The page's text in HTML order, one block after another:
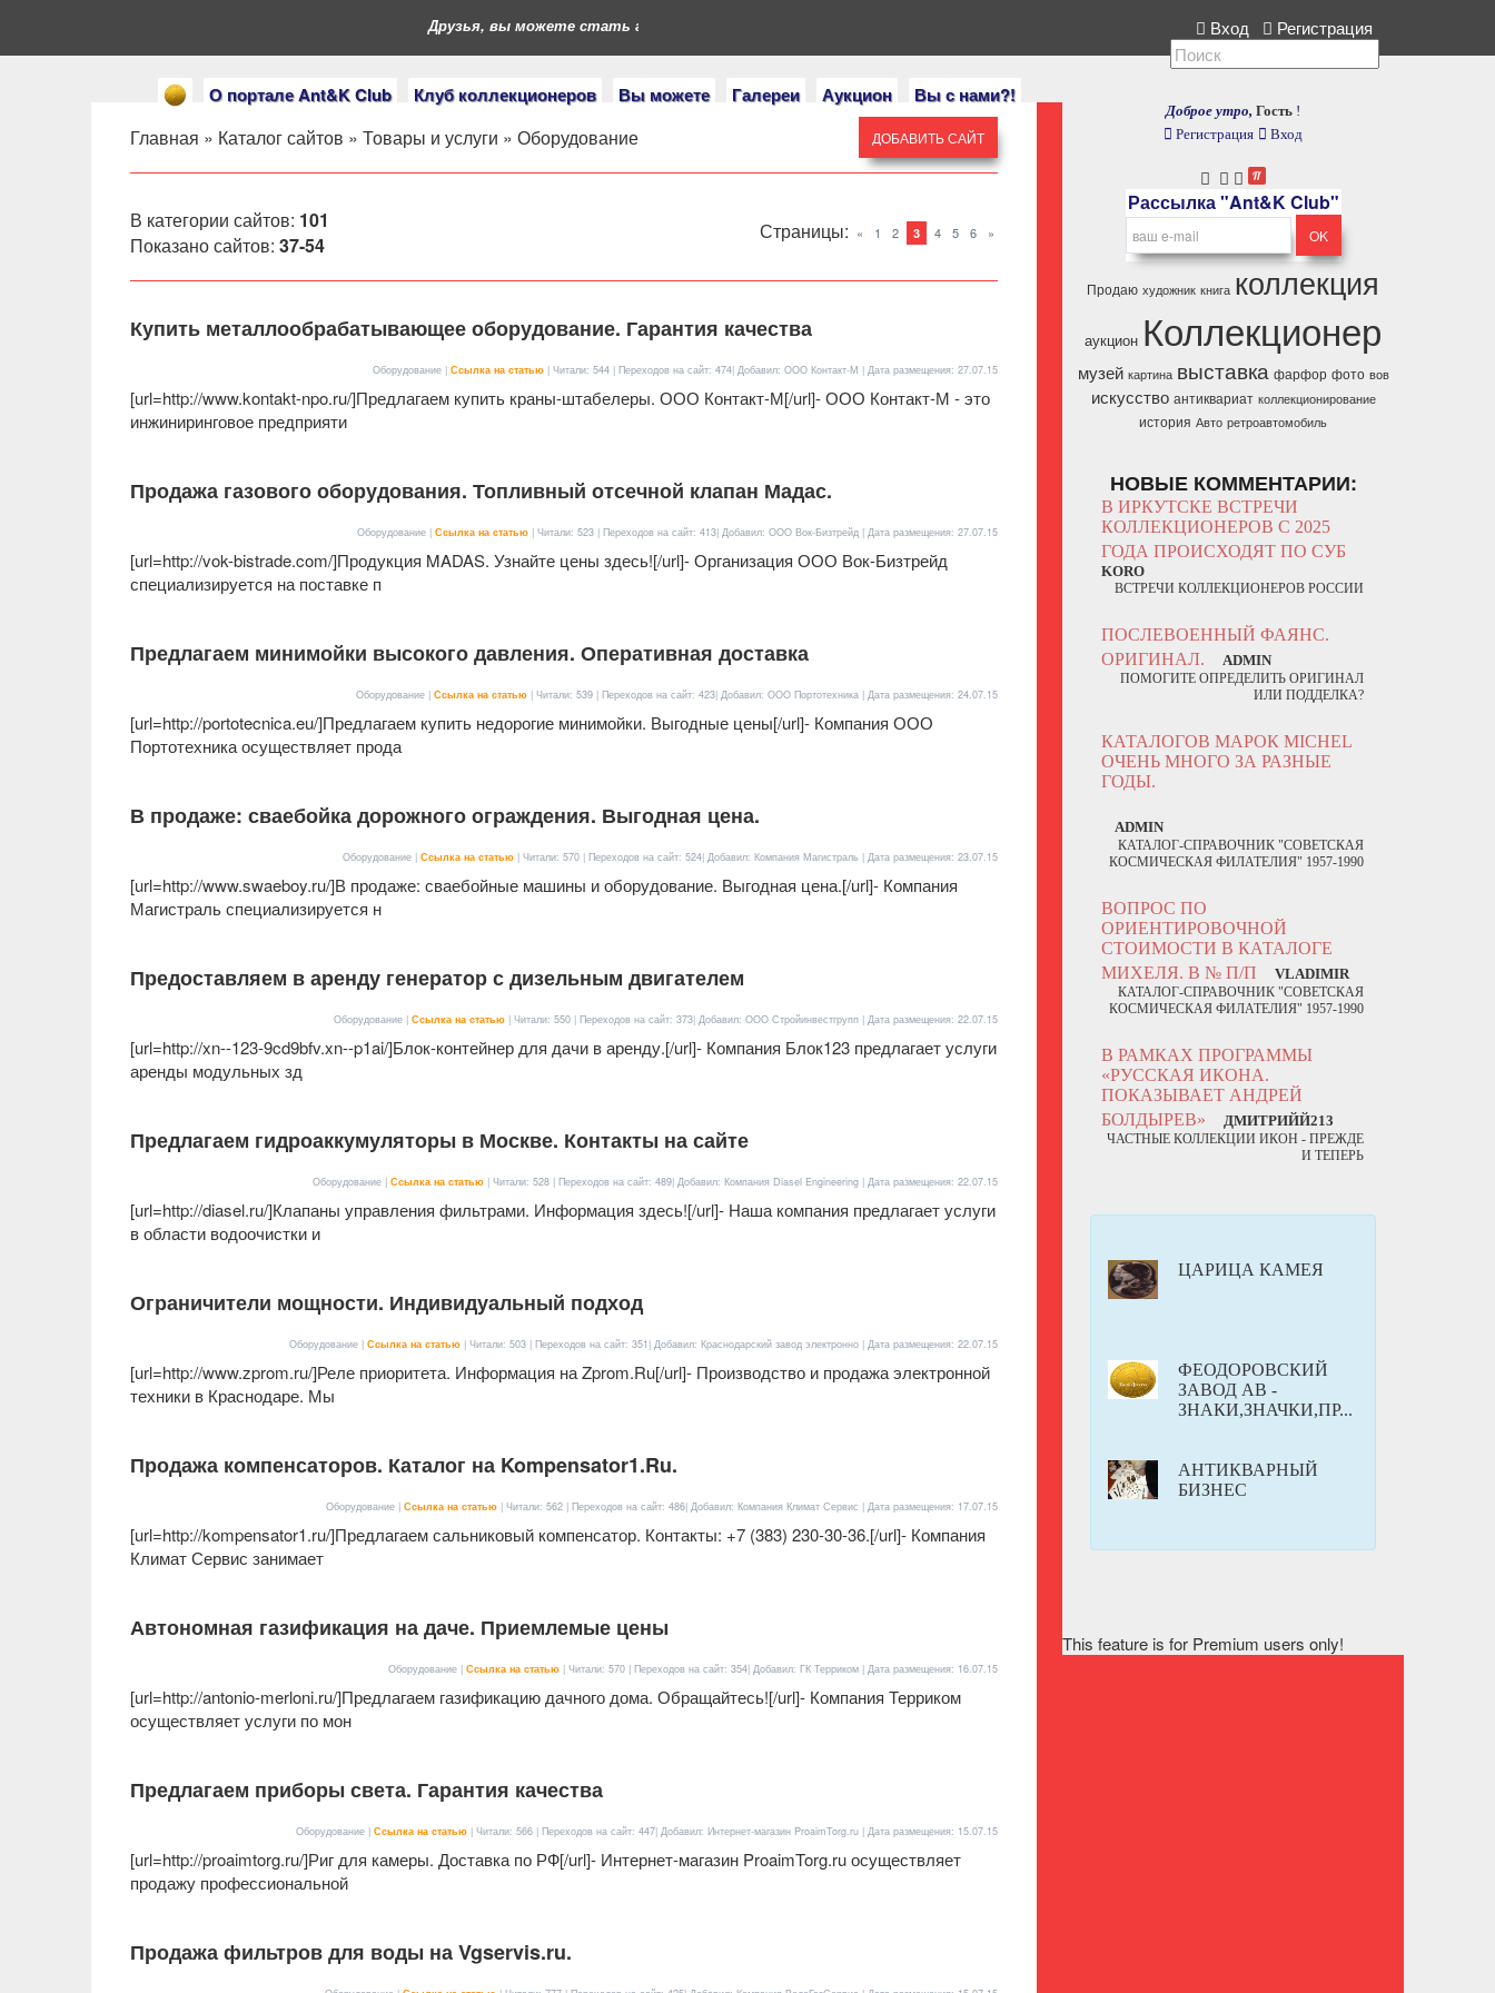
О портале Ant&K Club Клуб коллекционеров Вы можете Галереи Аукцион Вы с нами?!
Друзья, вы можете стать героями нашего портала. Если у вас есть коллекция, расскажите нам. Вход Регистрация
Главная » Каталог сайтов » Товары и услуги » Оборудование ДОБАВИТЬ САЙТ
В категории сайтов: 101
Показано сайтов: 37-54
Страницы: « 1 2 3 4 5 6 »
Купить металлообрабатывающее оборудование. Гарантия качества
Оборудование | Ссылка на статью | Читали: 544 | Переходов на сайт: 474| Добавил: ООО Контакт-М | Дата размещения: 27.07.15
[url=http://www.kontakt-npo.ru/]Предлагаем купить краны-штабелеры. ООО Контакт-М[/url]- ООО Контакт-М - это
инжиниринговое предприяти
Продажа газового оборудования. Топливный отсечной клапан Мадас.
Оборудование | Ссылка на статью | Читали: 523 | Переходов на сайт: 413| Добавил: ООО Вок-Бизтрейд | Дата размещения: 27.07.15
[url=http://vok-bistrade.com/]Продукция MADAS. Узнайте цены здесь![/url]- Организация ООО Вок-Бизтрейд
специализируется на поставке п
Предлагаем минимойки высокого давления. Оперативная доставка
Оборудование | Ссылка на статью | Читали: 539 | Переходов на сайт: 423| Добавил: ООО Портотехника | Дата размещения: 24.07.15
[url=http://portotecnica.eu/]Предлагаем купить недорогие минимойки. Выгодные цены[/url]- Компания ООО
Портотехника осуществляет прода
В продаже: сваебойка дорожного ограждения. Выгодная цена.
Оборудование | Ссылка на статью | Читали: 570 | Переходов на сайт: 524| Добавил: Компания Магистраль | Дата размещения: 23.07.15
[url=http://www.swaeboy.ru/]В продаже: сваебойные машины и оборудование. Выгодная цена.[/url]- Компания
Магистраль специализируется н
Предоставляем в аренду генератор с дизельным двигателем
Оборудование | Ссылка на статью | Читали: 550 | Переходов на сайт: 373| Добавил: ООО Стройинвестгрупп | Дата размещения: 22.07.15
[url=http://xn--123-9cd9bfv.xn--p1ai/]Блок-контейнер для дачи в аренду.[/url]- Компания Блок123 предлагает услуги
аренды модульных зд
Предлагаем гидроаккумуляторы в Москве. Контакты на сайте
Оборудование | Ссылка на статью | Читали: 528 | Переходов на сайт: 489| Добавил: Компания Diasel Engineering | Дата размещения: 22.07.15
[url=http://diasel.ru/]Клапаны управления фильтрами. Информация здесь![/url]- Наша компания предлагает услуги
в области водоочистки и
Ограничители мощности. Индивидуальный подход
Оборудование | Ссылка на статью | Читали: 503 | Переходов на сайт: 351| Добавил: Краснодарский завод электронно | Дата размещения: 22.07.15
[url=http://www.zprom.ru/]Реле приоритета. Информация на Zprom.Ru[/url]- Производство и продажа электронной
техники в Краснодаре. Мы
Продажа компенсаторов. Каталог на Kompensator1.Ru.
Оборудование | Ссылка на статью | Читали: 562 | Переходов на сайт: 486| Добавил: Компания Климат Сервис | Дата размещения: 17.07.15
[url=http://kompensator1.ru/]Предлагаем сальниковый компенсатор. Контакты: +7 (383) 230-30-36.[/url]- Компания
Климат Сервис занимает
Автономная газификация на даче. Приемлемые цены
Оборудование | Ссылка на статью | Читали: 570 | Переходов на сайт: 354| Добавил: ГК Терриком | Дата размещения: 16.07.15
[url=http://antonio-merloni.ru/]Предлагаем газификацию дачного дома. Обращайтесь![/url]- Компания Терриком
осуществляет услуги по мон
Предлагаем приборы света. Гарантия качества
Оборудование | Ссылка на статью | Читали: 566 | Переходов на сайт: 447| Добавил: Интернет-магазин ProaimTorg.ru | Дата размещения: 15.07.15
[url=http://proaimtorg.ru/]Риг для камеры. Доставка по РФ[/url]- Интернет-магазин ProaimTorg.ru осуществляет
продажу профессиональной
Продажа фильтров для воды на Vgservis.ru.
Доброе утро, Гость !
Регистрация
Вход
Рассылка "Ant&K Club"
Продаю художник книга коллекция
аукцион Коллекционер
музей картина выставка фарфор фото вов
искусство антиквариат коллекционирование
история Авто ретроавтомобиль
НОВЫЕ КОММЕНТАРИИ:
В ИРКУТСКЕ ВСТРЕЧИ
КОЛЛЕКЦИОНЕРОВ С 2025
ГОДА ПРОИСХОДЯТ ПО СУБ
KORO
ВСТРЕЧИ КОЛЛЕКЦИОНЕРОВ РОССИИ
ПОСЛЕВОЕННЫЙ ФАЯНС.
ОРИГИНАЛ.
ADMIN
ПОМОГИТЕ ОПРЕДЕЛИТЬ ОРИГИНАЛ
ИЛИ ПОДДЕЛКА?
КАТАЛОГОВ МАРОК MICHEL
ОЧЕНЬ МНОГО ЗА РАЗНЫЕ
ГОДЫ.
ADMIN
КАТАЛОГ-СПРАВОЧНИК "СОВЕТСКАЯ
КОСМИЧЕСКАЯ ФИЛАТЕЛИЯ" 1957-1990
ВОПРОС ПО
ОРИЕНТИРОВОЧНОЙ
СТОИМОСТИ В КАТАЛОГЕ
МИХЕЛЯ. В № П/П
VLADIMIR
КАТАЛОГ-СПРАВОЧНИК "СОВЕТСКАЯ
КОСМИЧЕСКАЯ ФИЛАТЕЛИЯ" 1957-1990
В РАМКАХ ПРОГРАММЫ
«РУССКАЯ ИКОНА.
ПОКАЗЫВАЕТ АНДРЕЙ
БОЛДЫРЕВ»
ДМИТРИЙЙ213
ЧАСТНЫЕ КОЛЛЕКЦИИ ИКОН - ПРЕЖДЕ
И ТЕПЕРЬ
ЦАРИЦА КАМЕЯ
ФЕОДОРОВСКИЙ
ЗАВОД АВ -
ЗНАКИ,ЗНАЧКИ,ПР...
АНТИКВАРНЫЙ
БИЗНЕС
This feature is for Premium users only!